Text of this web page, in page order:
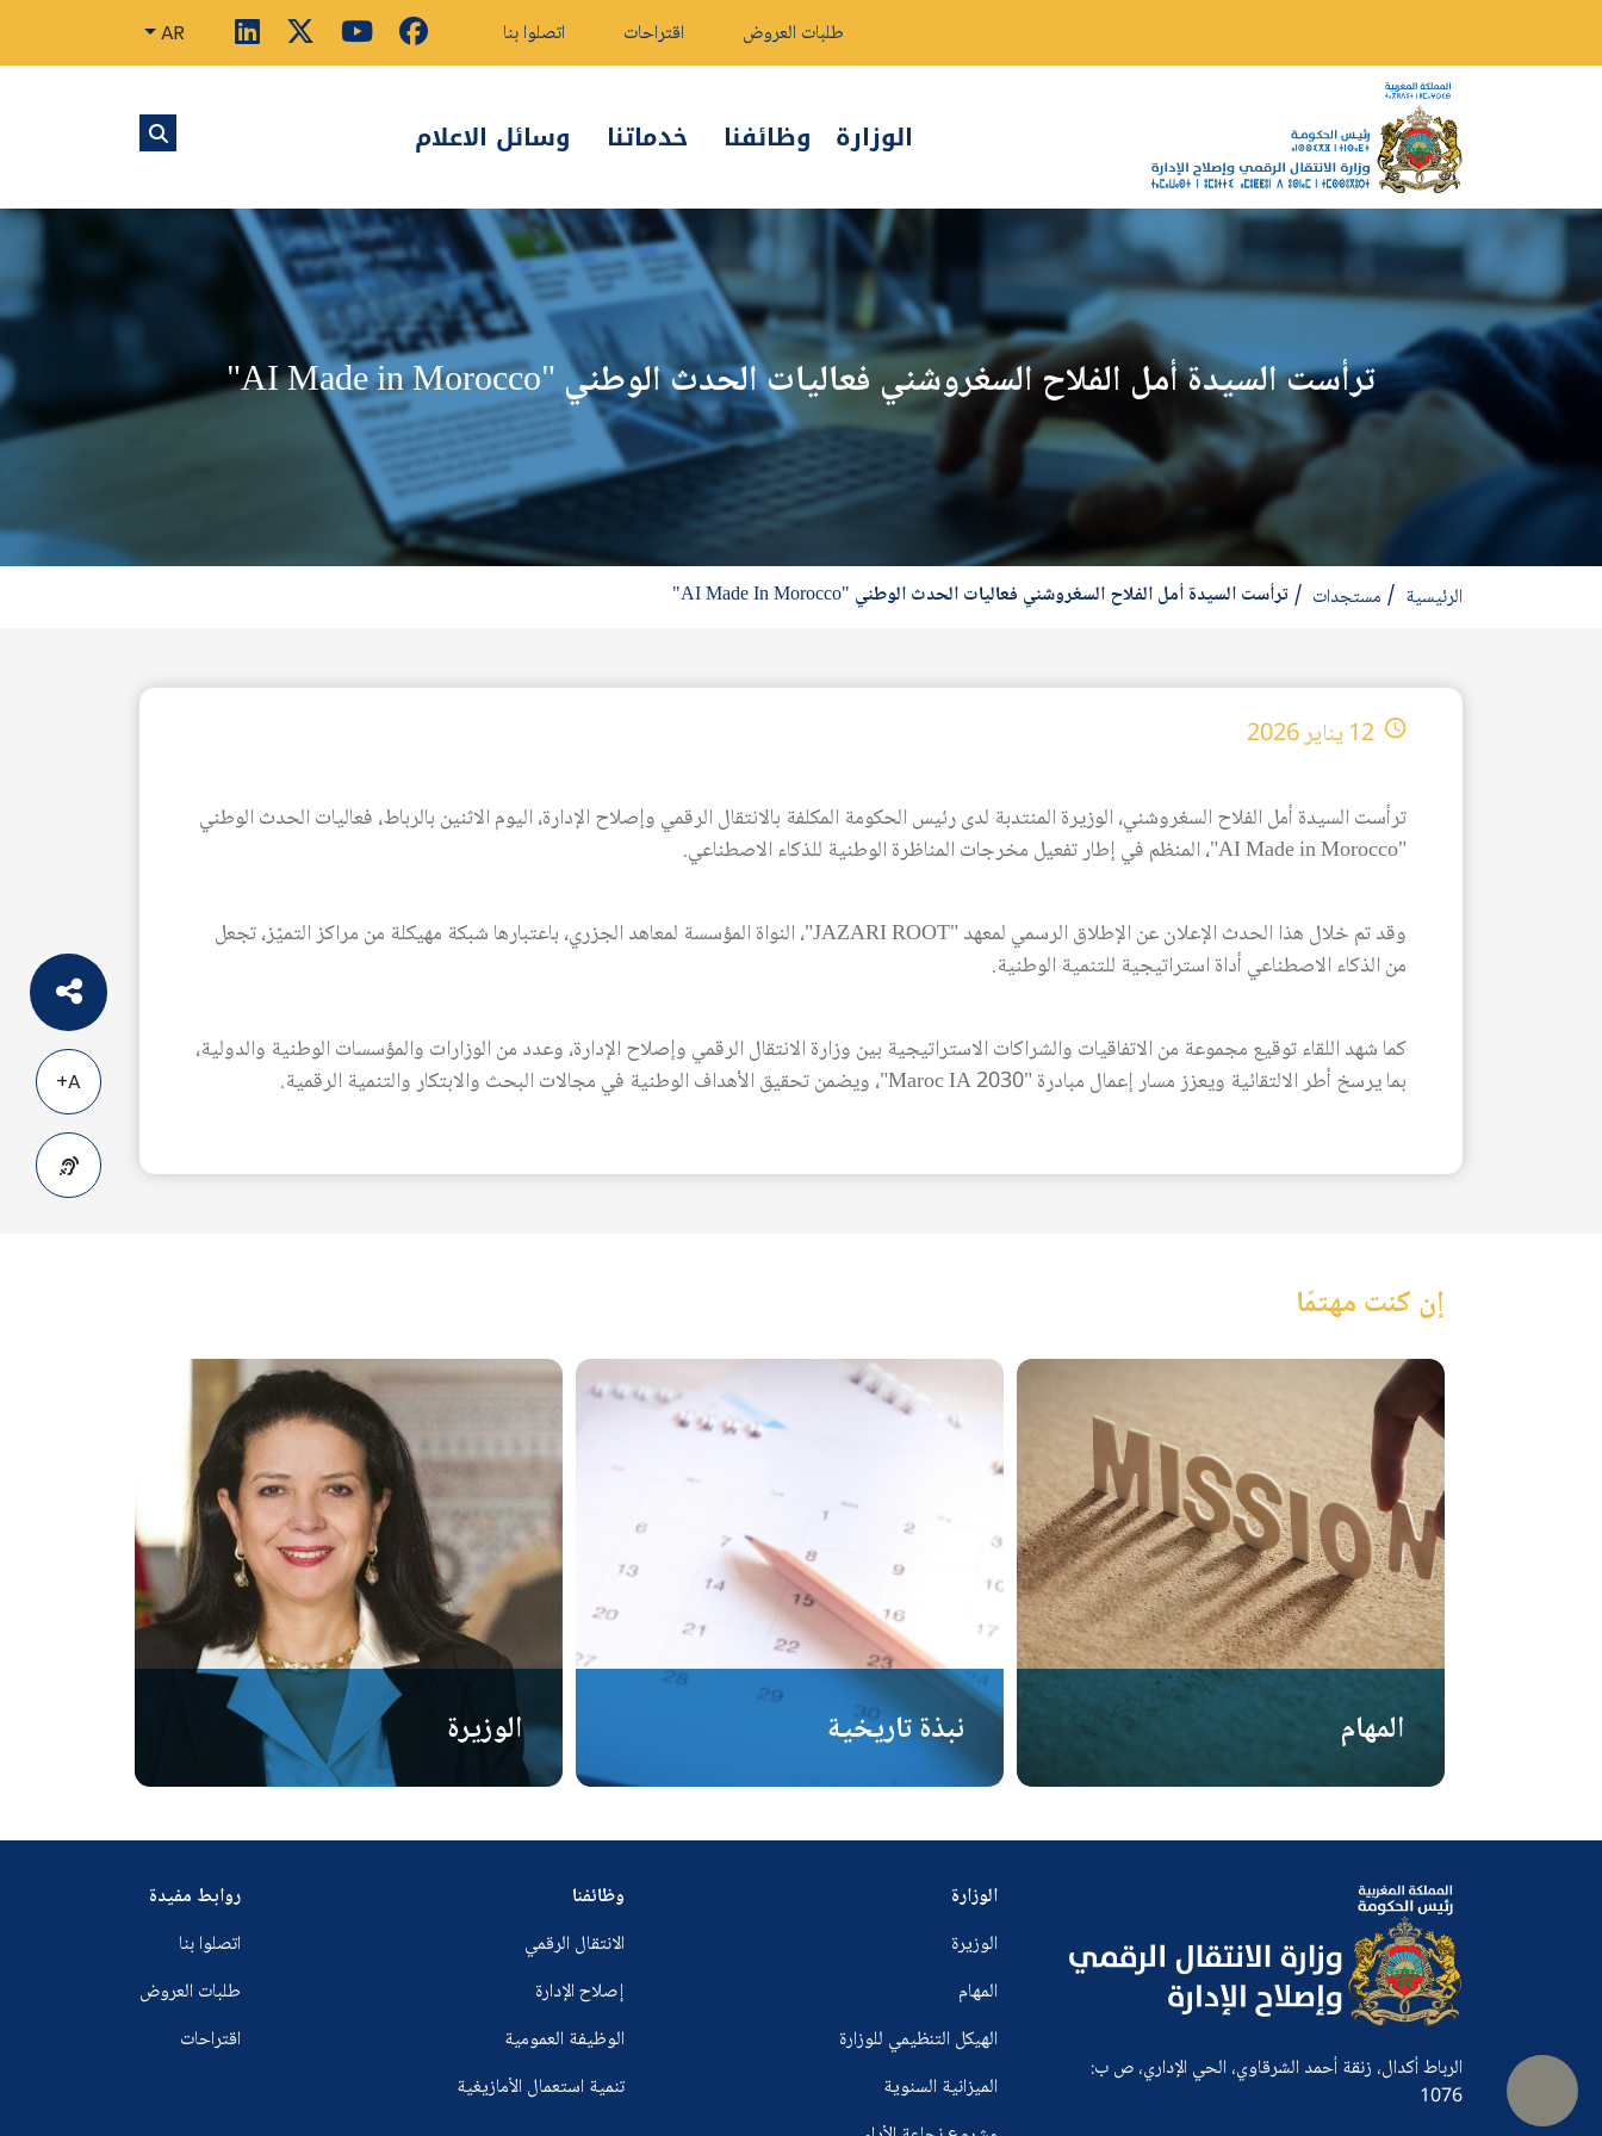
طلبات العروض اقتراحات اتصلوا بنا AR
الوزارة وظائفنا خدماتنا وسائل الاعلام
ترأست السيدة أمل الفلاح السغروشني فعاليات الحدث الوطني "AI Made in Morocco"
الرئيسية مستجدات ترأست السيدة أمل الفلاح السغروشني فعاليات الحدث الوطني "AI Made In Morocco"
12 يناير 2026
ترأست السيدة أمل الفلاح السغروشني، الوزيرة المنتدبة لدى رئيس الحكومة المكلفة بالانتقال الرقمي وإصلاح الإدارة، اليوم الاثنين بالرباط، فعاليات الحدث الوطني
"AI Made in Morocco"، المنظم في إطار تفعيل مخرجات المناظرة الوطنية للذكاء الاصطناعي.
وقد تم خلال هذا الحدث الإعلان عن الإطلاق الرسمي لمعهد "JAZARI ROOT"، النواة المؤسسة لمعاهد الجزري، باعتبارها شبكة مهيكلة من مراكز التميّز، تجعل
من الذكاء الاصطناعي أداة استراتيجية للتنمية الوطنية.
كما شهد اللقاء توقيع مجموعة من الاتفاقيات والشراكات الاستراتيجية بين وزارة الانتقال الرقمي وإصلاح الإدارة، وعدد من الوزارات والمؤسسات الوطنية والدولية،
بما يرسخ أطر الالتقائية ويعزز مسار إعمال مبادرة "Maroc IA 2030"، ويضمن تحقيق الأهداف الوطنية في مجالات البحث والابتكار والتنمية الرقمية.
A+
إن كنت مهتمًا
المهام نبذة تاريخية الوزيرة
الرباط أكدال، زنقة أحمد الشرقاوي، الحي الإداري، ص ب:
1076
الوزارة
الوزيرة
المهام
الهيكل التنظيمي للوزارة
الميزانية السنوية
وظائفنا
الانتقال الرقمي
إصلاح الإدارة
الوظيفة العمومية
تنمية استعمال الأمازيغية
روابط مفيدة
اتصلوا بنا
طلبات العروض
اقتراحات